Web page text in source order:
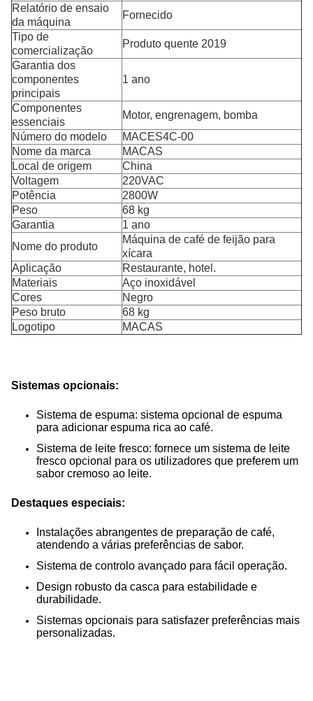
Relatório de ensaio
da máquina
Fornecido
Tipo de
comercialização
Produto quente 2019
Garantia dos
componentes
principais
1 ano
Componentes
essenciais
Motor, engrenagem, bomba
Número do modelo
MACES4C-00
Nome da marca
MACAS
Local de origem
China
Voltagem
220VAC
Potência
2800W
Peso
68 kg
Garantia
1 ano
Nome do produto
Máquina de café de feijão para
xícara
Aplicação
Restaurante, hotel.
Materiais
Aço inoxidável
Cores
Negro
Peso bruto
68 kg
Logotipo
MACAS
Sistemas opcionais:
Sistema de espuma: sistema opcional de espuma
para adicionar espuma rica ao café.
Sistema de leite fresco: fornece um sistema de leite
fresco opcional para os utilizadores que preferem um
sabor cremoso ao leite.
Destaques especiais:
Instalações abrangentes de preparação de café,
atendendo a várias preferências de sabor.
Sistema de controlo avançado para fácil operação.
Design robusto da casca para estabilidade e
durabilidade.
Sistemas opcionais para satisfazer preferências mais
personalizadas.